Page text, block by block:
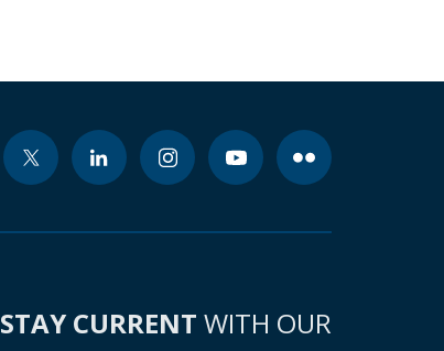
STAY CURRENT WITH OUR